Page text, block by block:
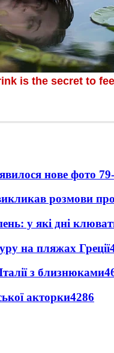
нове фото
розмови
у які дні
на пляжах Греції
з близнюками
акторки4286